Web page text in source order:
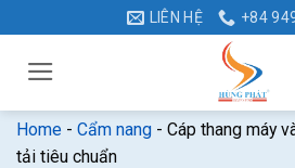
dung
LIÊN HỆ +84
Home - Cẩm nang - Cáp thang máy
tải tiêu chuẩn